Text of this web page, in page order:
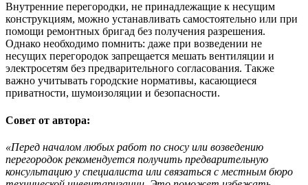
Внутренние перегородки, не принадлежащие к несущим
конструкциям, можно устанавливать самостоятельно или при
помощи ремонтных бригад без получения разрешения.
Однако необходимо помнить: даже при возведении не
несущих перегородок запрещается мешать вентиляции и
электросетям без предварительного согласования. Также
важно учитывать городские нормативы, касающиеся
приватности, шумоизоляции и безопасности.
Совет от автора:
«Перед началом любых работ по сносу или возведению
перегородок рекомендуется получить предварительную
консультацию у специалиста или связаться с местным бюро